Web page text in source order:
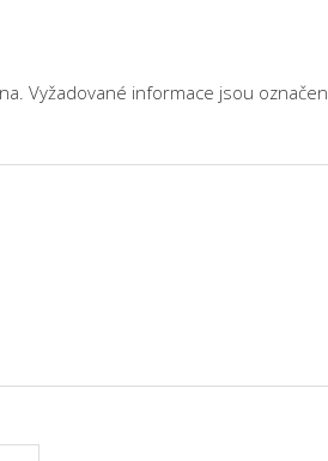
Vyžadované informace jsou